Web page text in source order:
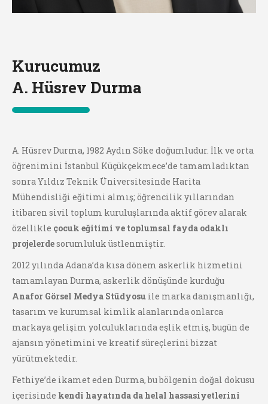
Kurucumuz
A. Hüsrev Durma
A. Hüsrev Durma, 1982 Aydın Söke doğumludur. İlk ve orta
öğrenimini İstanbul Küçükçekmece’de tamamladıktan
sonra Yıldız Teknik Üniversitesinde Harita
Mühendisliği eğitimi almış; öğrencilik yıllarından
itibaren sivil toplum kuruluşlarında aktif görev alarak
özellikle çocuk eğitimi ve toplumsal fayda odaklı
projelerdesorumluluk üstlenmiştir.
2012 yılında Adana’da kısa dönem askerlik hizmetini
tamamlayan Durma, askerlik dönüşünde kurduğu
Anafor Görsel Medya Stüdyosu ile marka danışmanlığı,
tasarım ve kurumsal kimlik alanlarında onlarca
markaya gelişim yolculuklarında eşlik etmiş, bugün de
ajansın yönetimini ve kreatif süreçlerini bizzat
yürütmektedir.
Fethiye’de ikamet eden Durma, bu bölgenin doğal dokusu
içerisinde kendi hayatında da helal hassasiyetlerini